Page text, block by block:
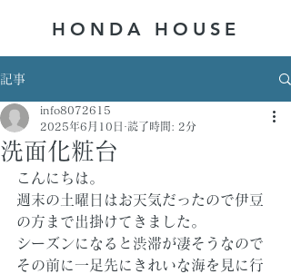
HONDA ​HOUSE
記事
洗面化粧台
info8072615
2025年6月10日
読了時間: 2分
こんにちは。
週末の土曜日はお天気だったので伊豆
の方まで出掛けてきました。
シーズンになると渋滞が凄そうなので
その前に一足先にきれいな海を見に行